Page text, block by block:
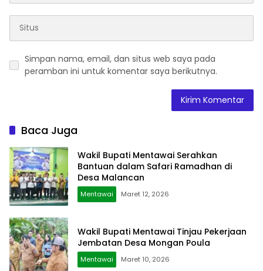
Simpan nama, email, dan situs web saya pada
peramban ini untuk komentar saya berikutnya.
Baca Juga
Wakil Bupati Mentawai Serahkan
Bantuan dalam Safari Ramadhan di
Desa Malancan
Mentawai Maret 12, 2026
Wakil Bupati Mentawai Tinjau Pekerjaan
Jembatan Desa Mongan Poula
Mentawai Maret 10, 2026